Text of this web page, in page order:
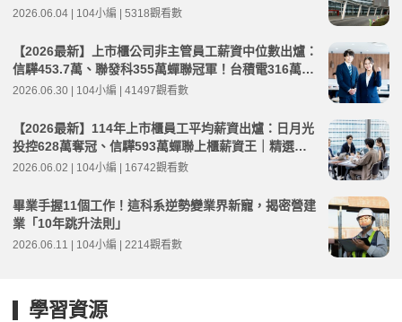
2026.06.04 | 104小編 | 5318觀看數
【2026最新】上市櫃公司非主管員工薪資中位數出爐：
信驊453.7萬、聯發科355萬蟬聯冠軍！台積電316萬元
創高
2026.06.30 | 104小編 | 41497觀看數
【2026最新】114年上市櫃員工平均薪資出爐：日月光
投控628萬奪冠、信驊593萬蟬聯上櫃薪資王｜精選工
作機會
2026.06.02 | 104小編 | 16742觀看數
畢業手握11個工作！這科系逆勢變業界新寵，揭密營建
業「10年跳升法則」
2026.06.11 | 104小編 | 2214觀看數
學習資源